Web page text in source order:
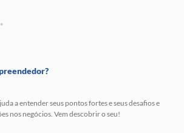
a entender seus pontos fortes e seus desafios e
nos negócios. Vem descobrir o seu!